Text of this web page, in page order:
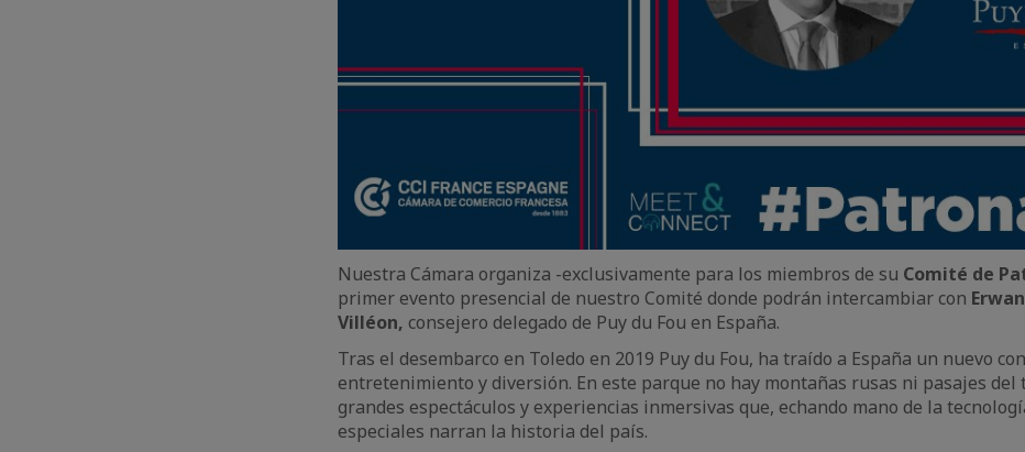
Nuestra Cámara organiza -exclusivamente para los miembros de su Comité de
primer evento presencial de nuestro Comité donde podrán intercambiar con
Villéon, consejero delegado de Puy du Fou en España.
Tras el desembarco en Toledo en 2019 Puy du Fou, ha traído a España un nuevo
entretenimiento y diversión. En este parque no hay montañas rusas ni pasajes del
grandes espectáculos y experiencias inmersivas que, echando mano de la
especiales narran la historia del país.